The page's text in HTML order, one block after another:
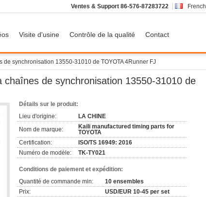
French
Ventes & Support 86-576-87283722
Visite d'usine Contrôle de la qualité
Contact
synchronisation 13550-31010 de TOYOTA 4Runner FJ
de synchronisation 13550-31010 de
Détails sur le produit:
Lieu d'origine:
LA CHINE
Nom de marque:
Kaili manufactured timing parts for
TOYOTA
Certification:
ISO/TS 16949: 2016
Numéro de modèle:
TK-TY021
Conditions de paiement et expédition:
Quantité de commande min:
10 ensembles
Prix:
USD/EUR 10-45 per set